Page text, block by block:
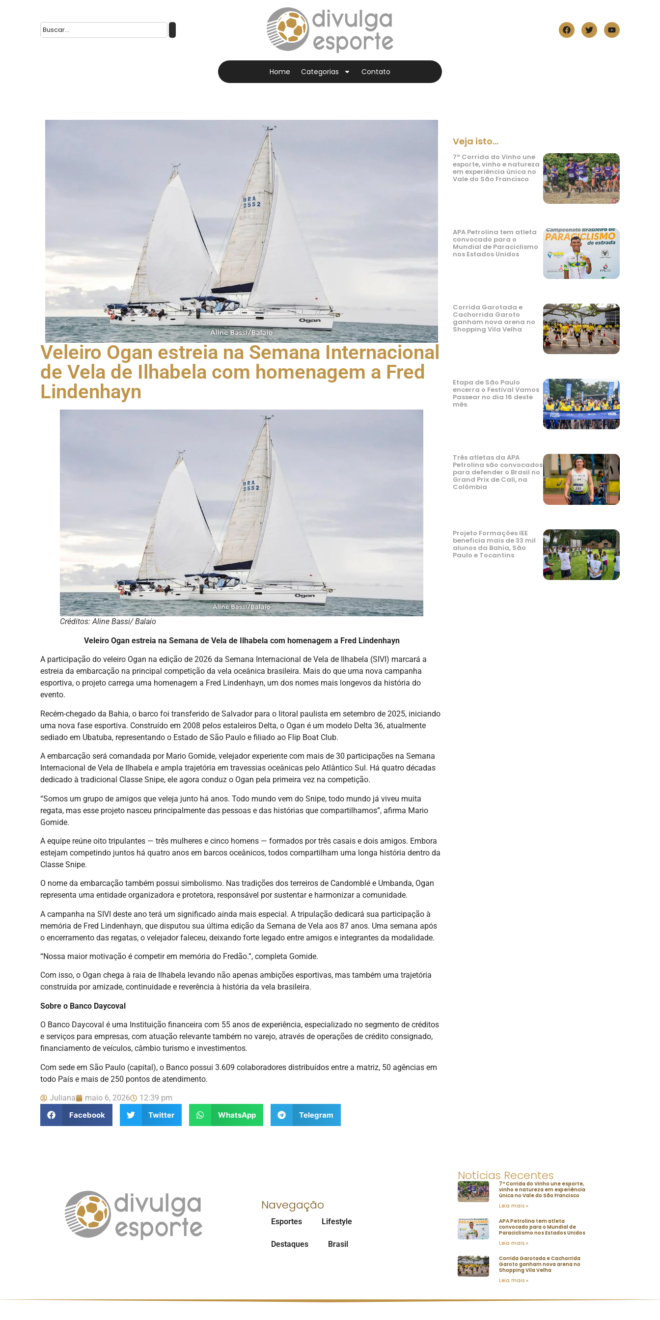
Home Categorias Contato
Veleiro Ogan estreia na Semana Internacional
de Vela de Ilhabela com homenagem a Fred
Lindenhayn
Créditos: Aline Bassi/ Balaio
Veleiro Ogan estreia na Semana de Vela de Ilhabela com homenagem a Fred Lindenhayn
A participação do veleiro Ogan na edição de 2026 da Semana Internacional de Vela de Ilhabela (SIVI) marcará a
estreia da embarcação na principal competição da vela oceânica brasileira. Mais do que uma nova campanha
esportiva, o projeto carrega uma homenagem a Fred Lindenhayn, um dos nomes mais longevos da história do
evento.
Recém-chegado da Bahia, o barco foi transferido de Salvador para o litoral paulista em setembro de 2025, iniciando
uma nova fase esportiva. Construído em 2008 pelos estaleiros Delta, o Ogan é um modelo Delta 36, atualmente
sediado em Ubatuba, representando o Estado de São Paulo e filiado ao Flip Boat Club.
A embarcação será comandada por Mario Gomide, velejador experiente com mais de 30 participações na Semana
Internacional de Vela de Ilhabela e ampla trajetória em travessias oceânicas pelo Atlântico Sul. Há quatro décadas
dedicado à tradicional Classe Snipe, ele agora conduz o Ogan pela primeira vez na competição.
“Somos um grupo de amigos que veleja junto há anos. Todo mundo vem do Snipe, todo mundo já viveu muita
regata, mas esse projeto nasceu principalmente das pessoas e das histórias que compartilhamos”, afirma Mario
Gomide.
A equipe reúne oito tripulantes — três mulheres e cinco homens — formados por três casais e dois amigos. Embora
estejam competindo juntos há quatro anos em barcos oceânicos, todos compartilham uma longa história dentro da
Classe Snipe.
O nome da embarcação também possui simbolismo. Nas tradições dos terreiros de Candomblé e Umbanda, Ogan
representa uma entidade organizadora e protetora, responsável por sustentar e harmonizar a comunidade.
A campanha na SIVI deste ano terá um significado ainda mais especial. A tripulação dedicará sua participação à
memória de Fred Lindenhayn, que disputou sua última edição da Semana de Vela aos 87 anos. Uma semana após
o encerramento das regatas, o velejador faleceu, deixando forte legado entre amigos e integrantes da modalidade.
“Nossa maior motivação é competir em memória do Fredão.”, completa Gomide.
Com isso, o Ogan chega à raia de Ilhabela levando não apenas ambições esportivas, mas também uma trajetória
construída por amizade, continuidade e reverência à história da vela brasileira.
Sobre o Banco Daycoval
O Banco Daycoval é uma Instituição financeira com 55 anos de experiência, especializado no segmento de créditos
e serviços para empresas, com atuação relevante também no varejo, através de operações de crédito consignado,
financiamento de veículos, câmbio turismo e investimentos.
Com sede em São Paulo (capital), o Banco possui 3.609 colaboradores distribuídos entre a matriz, 50 agências em
todo País e mais de 250 pontos de atendimento.
Juliana maio 6, 2026
12:39 pm
Facebook
Twitter WhatsApp Telegram
Veja isto...
7ª Corrida do Vinho une
esporte, vinho e natureza
em experiência única no
Vale do São Francisco
APA Petrolina tem atleta
convocado para o
Mundial de Paraciclismo
nos Estados Unidos
Corrida Garotada e
Cachorrida Garoto
ganham nova arena no
Shopping Vila Velha
Etapa de São Paulo
encerra o Festival Vamos
Passear no dia 16 deste
mês
Três atletas da APA
Petrolina são convocados
para defender o Brasil no
Grand Prix de Cali, na
Colômbia
Projeto Formações IEE
beneficia mais de 33 mil
alunos da Bahia, São
Paulo e Tocantins
Navegação
Esportes Lifestyle
Destaques Brasil
Notícias Recentes
7ª Corrida do Vinho une esporte,
vinho e natureza em experiência
única no Vale do São Francisco
Leia mais »
APA Petrolina tem atleta
convocado para o Mundial de
Paraciclismo nos Estados Unidos
Leia mais »
Corrida Garotada e Cachorrida
Garoto ganham nova arena no
Shopping Vila Velha
Leia mais »